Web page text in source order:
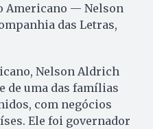
Americano — Nelson
das Letras,
Nelson Aldrich
de uma das famílias
com negócios
Ele foi governador